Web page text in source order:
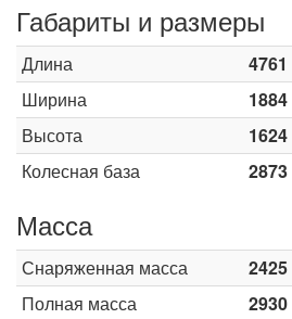
Габариты и размеры
Длина 4761
Ширина
1884
Высота
1624
Колесная база
2873
Масса
Снаряженная масса 2425
Полная масса
2930